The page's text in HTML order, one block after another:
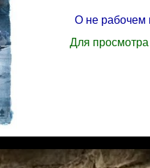
О не рабочем
Для просмотра